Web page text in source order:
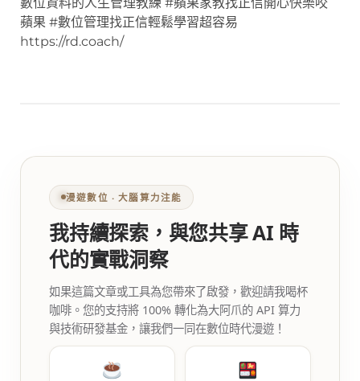
蘋果 #數位管理找正信輕鬆學習超容易
https://rd.coach/
漫遊數位 ‧ 大腦算力注能
我持續探索，與您共享 AI 時
代的實戰洞察
如果這篇文章或工具為您帶來了啟發，歡迎請我喝杯
咖啡。您的支持將 100% 轉化為大阿爪的 API 算力
與技術研發基金，讓我們一同在數位時代漫遊！